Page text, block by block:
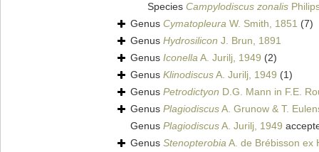
Species Campylodiscus zonalis
Genus Cymatopleura W. Smith, 1851 (7)
Genus Hydrosilicon J. Brun, 1891
Genus IconellaA. Jurilj, 1949 (2)
Genus KlinodiscusA. Jurilj, 1949 (1)
Genus Petrodictyon D.G. Mann in F.E.
Genus PlagiodiscusA. Grunow & T.
Genus PlagiodiscusA. Jurilj, 1949
Genus StenopterobiaA. de Brébisson ex